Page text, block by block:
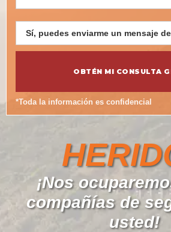
*Toda la información es confidencial
¡Nos
compañías de
usted!